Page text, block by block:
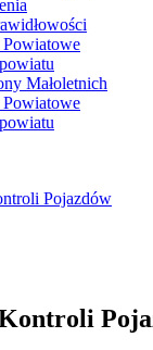
Powiatowe
Małoletnich
Powiatowe
Pojazdów